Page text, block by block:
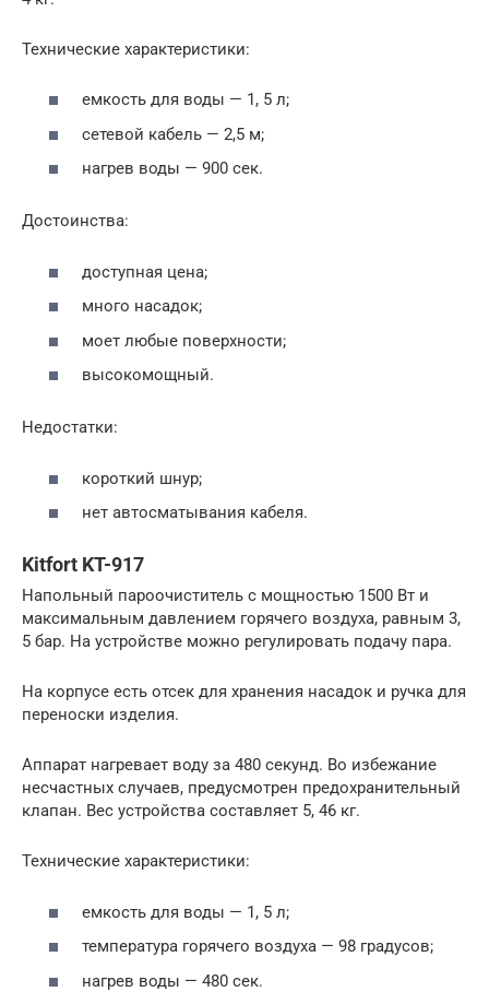
Технические характеристики:
емкость для воды — 1, 5 л;
сетевой кабель — 2,5 м;
нагрев воды — 900 сек.
Достоинства:
доступная цена;
много насадок;
моет любые поверхности;
высокомощный.
Недостатки:
короткий шнур;
нет автосматывания кабеля.
Kitfort KT-917
Напольный пароочиститель с мощностью 1500 Вт и
максимальным давлением горячего воздуха, равным 3,
5 бар. На устройстве можно регулировать подачу пара.
На корпусе есть отсек для хранения насадок и ручка для
переноски изделия.
Аппарат нагревает воду за 480 секунд. Во избежание
несчастных случаев, предусмотрен предохранительный
клапан. Вес устройства составляет 5, 46 кг.
Технические характеристики:
емкость для воды — 1, 5 л;
температура горячего воздуха — 98 градусов;
нагрев воды — 480 сек.